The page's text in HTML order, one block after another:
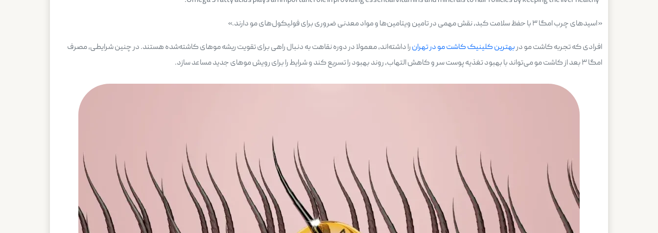
« اسیدهای چرب امگا ۳ با حفظ سلامت کبد، نقش مهمی در تامین ویتامین‌ها و مواد معدنی ضروری برای فولیکول‌های مو دارند.»
افرادی که تجربه کاشت مو دربهترین کلینیک کاشت مو در تهرانرا داشته‌اند، معمولا در دوره نقاهت به دنبال راهی برای تقویت ریشه موهای کاشته‌شده هستند. در چنین شرایطی، مصرف
امگا ۳ بعد از کاشت مو می‌تواند با بهبود تغذیه پوست سر و کاهش التهاب، روند بهبود را تسریع کند و شرایط را برای رویش موهای جدید مساعد سازد.